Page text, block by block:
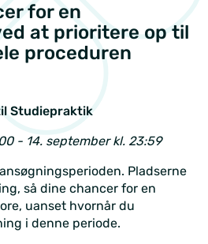
for en
at prioritere op til
proceduren
Studiepraktik
- 14. september kl. 23:59
Pladserne
så dine chancer for en
uanset hvornår du
i denne periode.